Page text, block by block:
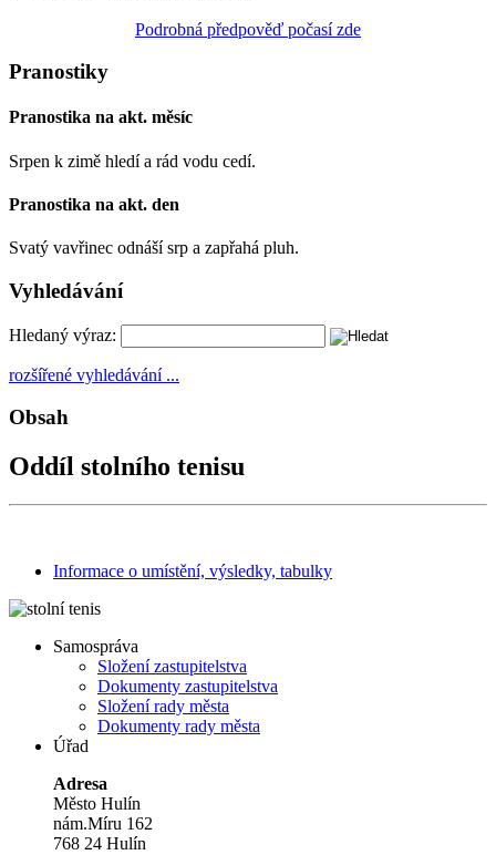
Podrobná předpověď počasí zde
Pranostiky
Pranostika na akt. měsíc
Srpen k zimě hledí a rád vodu cedí.
Pranostika na akt. den
Svatý vavřinec odnáší srp a zapřahá pluh.
Vyhledávání
Hledaný výraz:
rozšířené vyhledávání ...
Obsah
Oddíl stolního tenisu
Informace o umístění, výsledky, tabulky
Samospráva
Složení zastupitelstva
Dokumenty zastupitelstva
Složení rady města
Dokumenty rady města
Úřad
Adresa
Město Hulín
nám.Míru 162
768 24 Hulín